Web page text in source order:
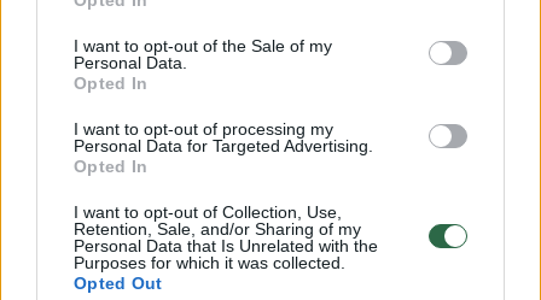
I want to opt-out of the Sale of my
Personal Data.
Opted In
I want to opt-out of processing my
Personal Data for Targeted Advertising.
Opted In
I want to opt-out of Collection, Use,
Retention, Sale, and/or Sharing of my
Personal Data that Is Unrelated with the
Purposes for which it was collected.
Opted Out
tautų, metisų ir inuitų vaikų nuo XIX a.
pabaigos iki praėjusio amžiaus dešimtojo
dešimtmečio buvo mokomi 139 mokyklose,
kur jie ištisus mėnesius ir metus buvo
izoliuoti nuo savo šeimų, kalbos ir kultūros.
Daugelis buvo fiziškai ir seksualiai
išnaudojami direktorių ir mokytojų. Manoma,